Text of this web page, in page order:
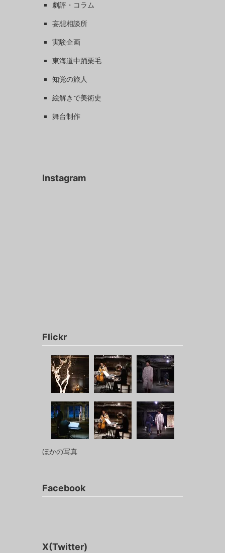
劇評・コラム
妄想相談所
実験企画
東海道中踊栗毛
知覚の旅人
絵解きで美術史
舞台制作
Instagram
Flickr
ほかの写真
Facebook
X(Twitter)